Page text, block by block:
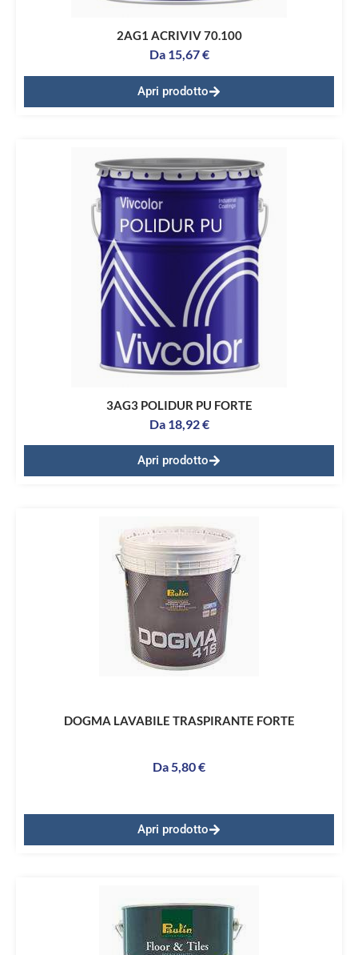
2AG1 ACRIVIV 70.100
Da 15,67€
Apri prodotto
3AG3 POLIDUR PU FORTE
Da 18,92€
Apri prodotto
DOGMA LAVABILE TRASPIRANTE FORTE
Da 5,80€
Apri prodotto